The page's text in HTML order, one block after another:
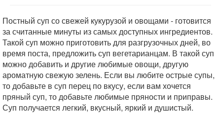
Постный суп со свежей кукурузой и овощами - готовится
за считанные минуты из самых доступных ингредиентов.
Такой суп можно приготовить для разгрузочных дней, во
время поста, предложить суп вегетарианцам. В такой суп
можно добавить и другие любимые овощи, другую
ароматную свежую зелень. Если вы любите острые супы,
то добавьте в суп перец по вкусу, если вам хочется
пряный суп, то добавьте любимые пряности и приправы.
Суп получается легкий, вкусный, яркий и душистый.